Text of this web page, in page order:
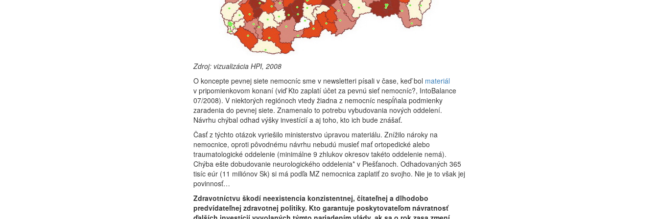
Zdroj: vizualizácia HPI, 2008
O koncepte pevnej siete nemocníc sme v newsletteri písali v čase, keď bol materiál
v pripomienkovom konaní (viď Kto zaplatí účet za pevnú sieť nemocníc?, IntoBalance
07/2008). V niektorých regiónoch vtedy žiadna z nemocníc nespĺňala podmienky
zaradenia do pevnej siete. Znamenalo to potrebu vybudovania nových oddelení.
Návrhu chýbal odhad výšky investícií a aj toho, kto ich bude znášať.
Časť z týchto otázok vyriešilo ministerstvo úpravou materiálu. Znížilo nároky na
nemocnice, oproti pôvodnému návrhu nebudú musieť mať ortopedické alebo
traumatologické oddelenie (minimálne 9 zhlukov okresov takéto oddelenie nemá).
Chýba ešte dobudovanie neurologického oddelenia* v Piešťanoch. Odhadovaných 365
tisíc eúr (11 miliónov Sk) si má podľa MZ nemocnica zaplatiť zo svojho. Nie je to však jej
povinnosť…
Zdravotníctvu škodí neexistencia konzistentnej, čitateľnej a dlhodobo
predvídateľnej zdravotnej politiky. Kto garantuje poskytovateľom návratnosť